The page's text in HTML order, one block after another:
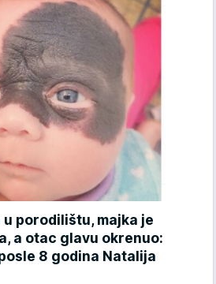
porodilištu, majka je
a otac glavu okrenuo:
8 godina Natalija